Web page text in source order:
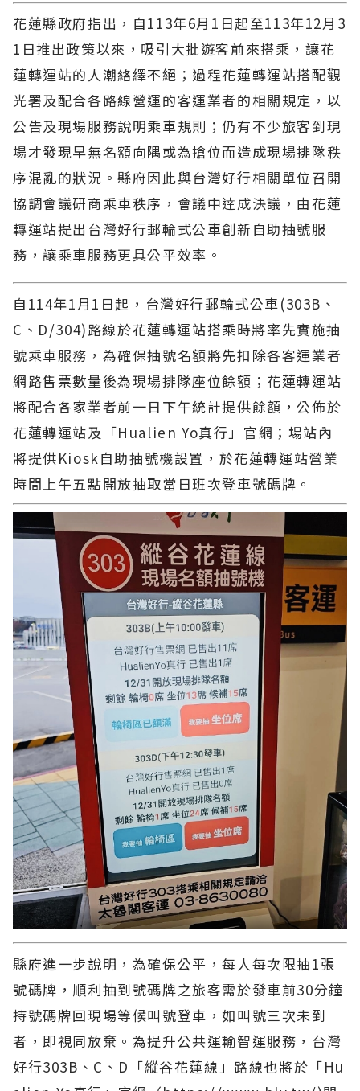
花蓮縣政府指出，自113年6月1日起至113年12月3
1日推出政策以來，吸引大批遊客前來搭乘，讓花
蓮轉運站的人潮絡繹不絕；過程花蓮轉運站搭配觀
光署及配合各路線營運的客運業者的相關規定，以
公告及現場服務說明乘車規則；仍有不少旅客到現
場才發現早無名額向隅或為搶位而造成現場排隊秩
序混亂的狀況。縣府因此與台灣好行相關單位召開
協調會議研商乘車秩序，會議中達成決議，由花蓮
轉運站提出台灣好行郵輪式公車創新自助抽號服
務，讓乘車服務更具公平效率。
自114年1月1日起，台灣好行郵輪式公車(303B、
C、D/304)路線於花蓮轉運站搭乘時將率先實施抽
號乘車服務，為確保抽號名額將先扣除各客運業者
網路售票數量後為現場排隊座位餘額；花蓮轉運站
將配合各家業者前一日下午統計提供餘額，公佈於
花蓮轉運站及「Hualien Yo真行」官網；場站內
將提供Kiosk自助抽號機設置，於花蓮轉運站營業
時間上午五點開放抽取當日班次登車號碼牌。
縣府進一步說明，為確保公平，每人每次限抽1張
號碼牌，順利抽到號碼牌之旅客需於發車前30分鐘
持號碼牌回現場等候叫號登車，如叫號三次未到
者，即視同放棄。為提升公共運輸智運服務，台灣
好行303B、C、D「縱谷花蓮線」路線也將於「Hu